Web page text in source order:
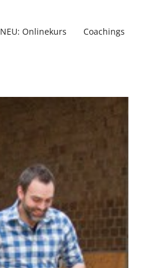
NEU: Onlinekurs Coachings